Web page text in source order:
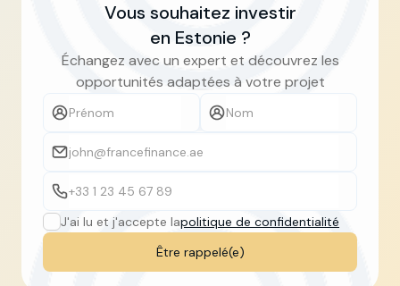
Vous souhaitez investir
en Estonie ?
Échangez avec un expert et découvrez les
opportunités adaptées à votre projet
J'ai lu et j'accepte lapolitique de confidentialité